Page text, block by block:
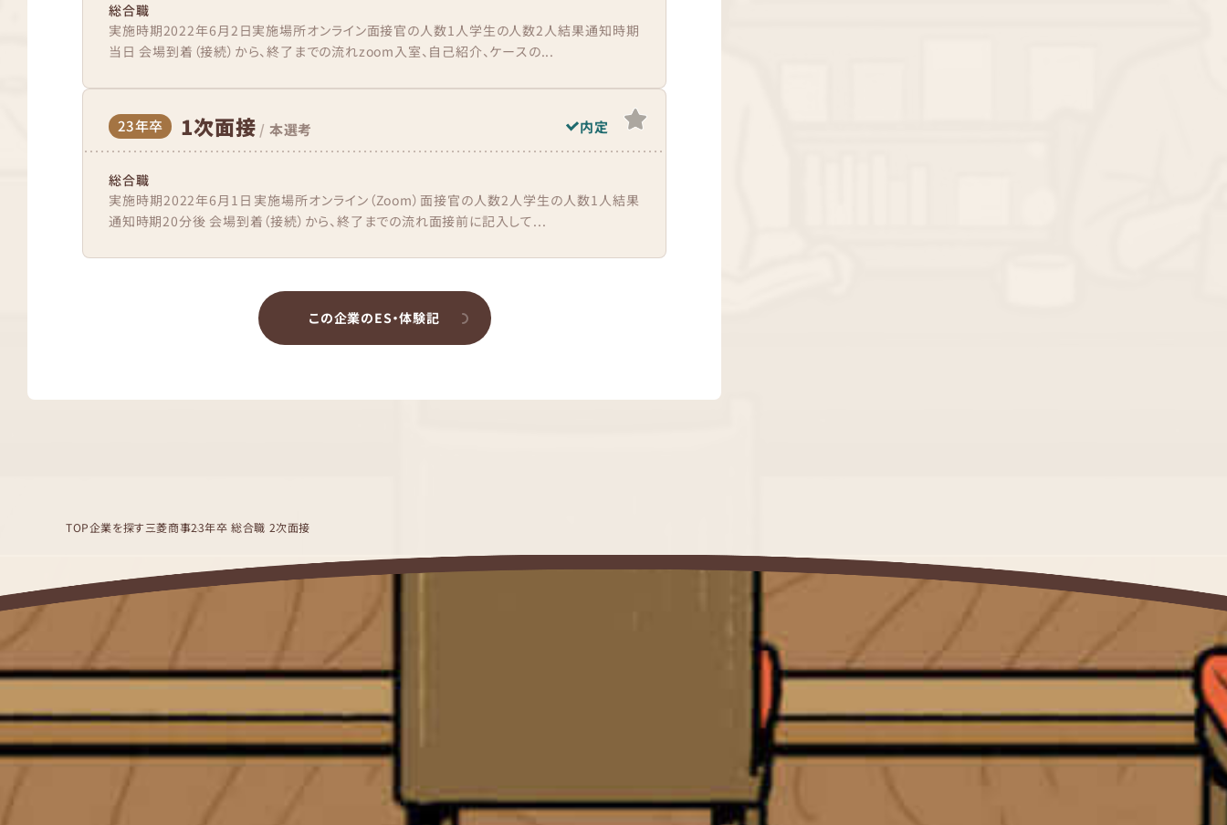
総合職
実施時期2022年6月2日実施場所オンライン面接官の人数1人学生の人数2人結果通知時期
当日 会場到着（接続）から、終了までの流れzoom入室、自己紹介、ケースの...
23年卒 1次面接 / 本選考 内定
総合職
実施時期2022年6月1日実施場所オンライン（Zoom）面接官の人数2人学生の人数1人結果
通知時期20分後 会場到着（接続）から、終了までの流れ面接前に記入して...
この企業のES・体験記
TOP企業を探す三菱商事23年卒 総合職 2次面接